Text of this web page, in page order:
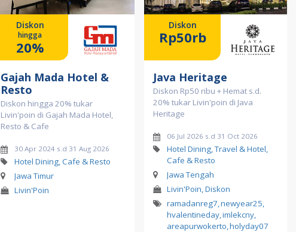
Diskon
hingga
20%
Gajah Mada Hotel &
Resto
Diskon hingga 20% tukar
Livin'poin di Gajah Mada Hotel,
Resto & Cafe
30 Apr 2024 s.d 31 Aug 2026
Hotel Dining, Cafe & Resto
Jawa Timur
Livin'Poin
Diskon
Rp50rb
Java Heritage
Diskon Rp50 ribu + Hemat s.d.
20% tukar Livin'poin di Java
Heritage
06 Jul 2026 s.d 31 Oct 2026
Hotel Dining, Travel & Hotel,
Cafe & Resto
Jawa Tengah
Livin'Poin, Diskon
ramadanreg7,newyear25,
hvalentineday,imlekcny,
areapurwokerto,holyday07